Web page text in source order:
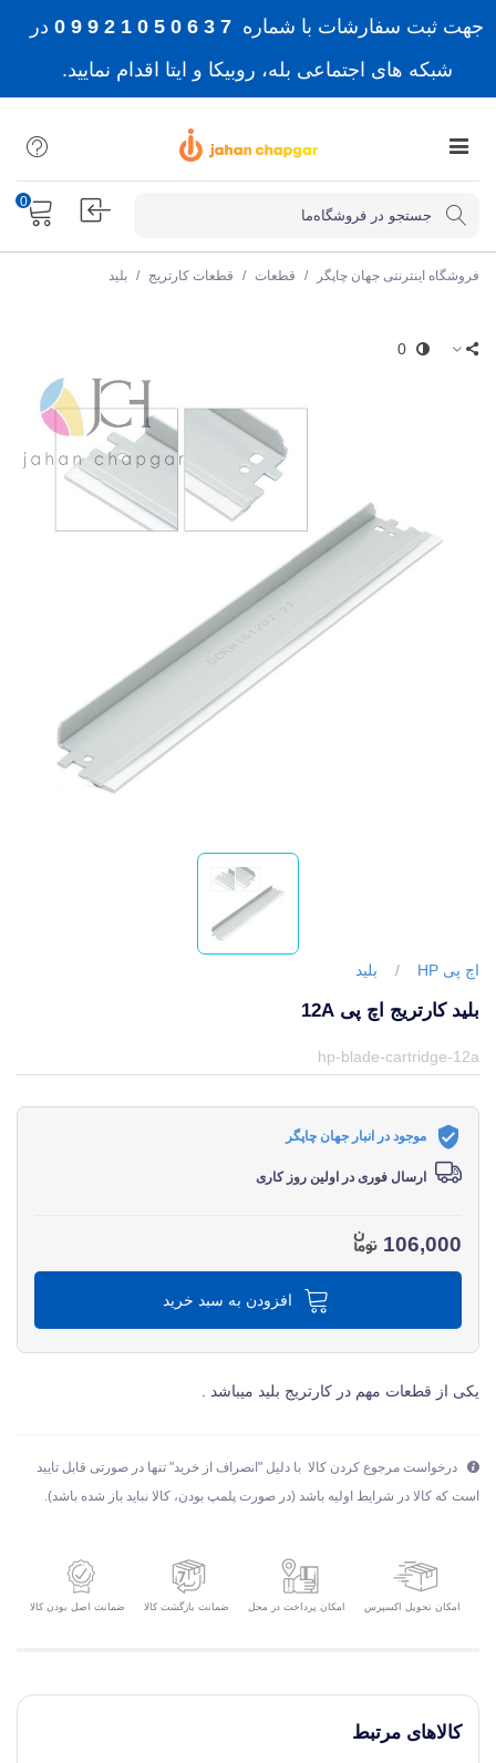
جهت ثبت سفارشات با شماره 7 3 6 0 5 0 1 2 9 9 0
در
شبکه های اجتماعی بله، روبیکا و ایتا اقدام نمایید.
0
فروشگاه اینترنتی جهان چاپگر / قطعات / قطعات کارتریج / بلید
0
اچ پی HP / بلید
بلید کارتریج اچ پی 12A
hp-blade-cartridge-12a
موجود در انبار جهان چاپگر
ارسال فوری در اولین روز کاری
106,000
افزودن به سبد خرید
یکی از قطعات مهم در کارتریج بلید میباشد .
درخواست مرجوع کردن کالا با دلیل "انصراف از خرید" تنها در صورتی قابل تایید
است که کالا در شرایط اولیه باشد (در صورت پلمپ بودن، کالا نباید باز شده باشد).
امکان تحویل اکسپرس امکان پرداخت در محل ضمانت بازگشت کالا ضمانت اصل بودن کالا
کالاهای مرتبط